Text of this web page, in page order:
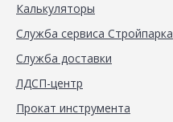
Калькуляторы
Служба сервиса Стройпарка
Служба доставки
ЛДСП-центр
Прокат инструмента